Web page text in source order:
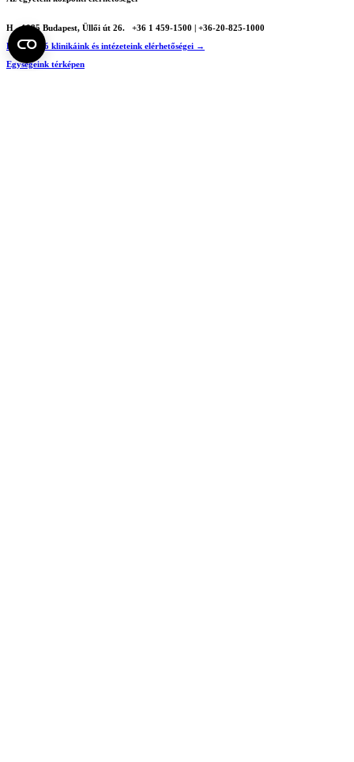
H - 1085 Budapest, Üllői út 26.
+36 1 459-1500 | +36-20-825-1000
Betegellátó klinikáink és intézeteink elérhetőségei →
Egységeink térképen